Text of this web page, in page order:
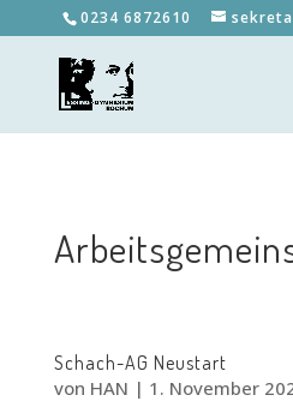
0234 6872610
Schach-AG Neustart
von HAN | 1. November